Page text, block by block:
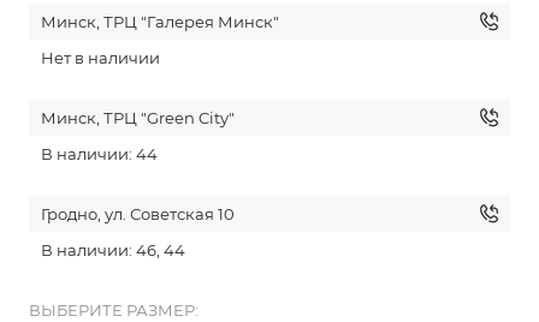
Минск, ТРЦ "Галерея Минск"
Нет в наличии
Минск, ТРЦ "Green City"
В наличии: 44
Гродно, ул. Советская 10
В наличии: 46, 44
ВЫБЕРИТЕ РАЗМЕР: